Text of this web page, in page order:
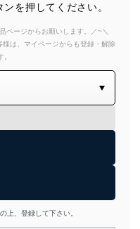
を押してください。
ージからお願いします。／~＼
は、マイページからも登録・解除
上、登録して下さい。